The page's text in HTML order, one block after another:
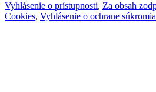
Vyhlásenie o prístupnosti, Za obsah
Cookies, Vyhlásenie o ochrane súkromia